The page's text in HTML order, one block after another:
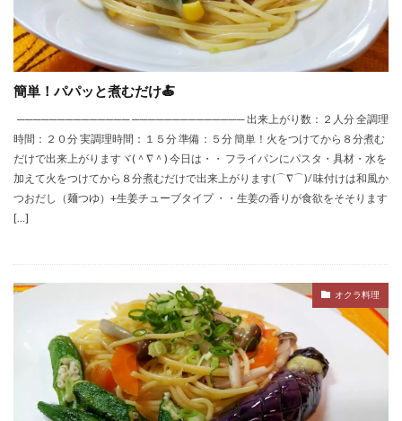
簡単！パパッと煮むだけ🍝
────────────── ────────────── 出来上がり数：２人分 全調理
時間：２０分 実調理時間：１５分 準備：５分 簡単！火をつけてから８分煮む
だけで出来上がりますヾ(＾∇＾) 今日は・・ フライパンにパスタ・具材・水を
加えて火をつけてから８分煮むだけで出来上がります(⌒∇⌒)/ 味付けは和風か
つおだし（麺つゆ）+生姜チューブタイプ ・・生姜の香りが食欲をそそります
[…]
オクラ料理